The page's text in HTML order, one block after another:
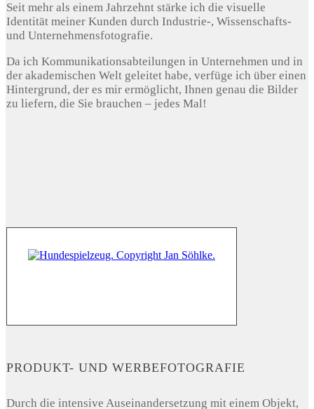
Seit mehr als einem Jahrzehnt stärke ich die visuelle
Identität meiner Kunden durch Industrie-, Wissenschafts-
und Unternehmensfotografie.
Da ich Kommunikationsabteilungen in Unternehmen und in
der akademischen Welt geleitet habe, verfüge ich über einen
Hintergrund, der es mir ermöglicht, Ihnen genau die Bilder
zu liefern, die Sie brauchen – jedes Mal!
PRODUKT- UND WERBEFOTOGRAFIE
Durch die intensive Auseinandersetzung mit einem Objekt,